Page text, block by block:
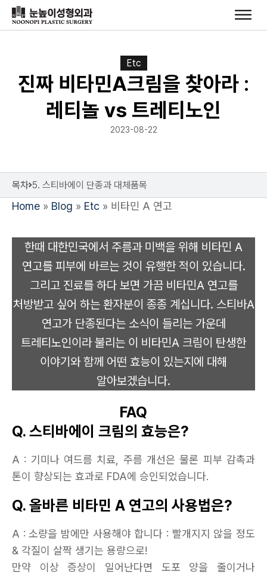
Etc
진짜 비타민A크림을 찾아라 :
레티놀 vs 트레티노인
2023-08-22
목차 5. 스티바에이 단종과 대체품목
Home » Blog » Etc » 비타민 A 연고
한때 대한민국에서 주름과 미백을 위해 비타민 A
연고를 피부에 바르는 것이 유행한 적이 있습니다.
그리고 진료를 하다 보면 가끔 비타민A 연고를
처방받고 싶어 하는 환자분이 종종 계십니다. 스티바A
연고가 단종된다는 소식이 들리는 가운데
트레티노인이라 불리는 이 비타민A 크림이 탄생한
이야기와 함께 어떤 효능이 있는지에 대해
알아보겠습니다.
FAQ
Q. 스티바에이 크림의 효능은?
A : 기미나 여드름 치료, 주름 개선은 물론 피부 감촉과
톤이 향상되는 효과로 FDA에 승인되었습니다.
Q. 올바른 비타민 A 연고의 사용법은?
A : 소량을 밤에만 사용해야 합니다 : 빨개지지 않을 정도
& 각질이 살짝 생기는 용량으로!
만약 이상 증상이 일어난다면 도포 양을 줄이거나